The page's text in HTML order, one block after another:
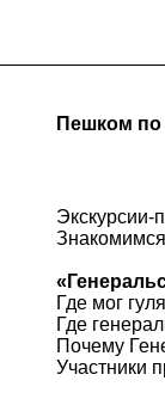
Пешком по
Экскурсии-
Где мог
Где
Почему
Участники